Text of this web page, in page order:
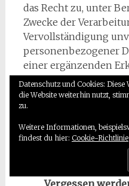
das Recht zu, unter
Zwecke der
Vervollständigung
personenbezogener
einer ergänzenden
Möchte eine
Berichtigungsrecht in
Mitarbeiter des für
Verantwortlichen
d) Recht auf
Vergessen
Datenschutz und Cookies:
die Website weiterhin nutzt,
zu.
Weitere Informationen,
findest du hier: Cookie-Richtlinie